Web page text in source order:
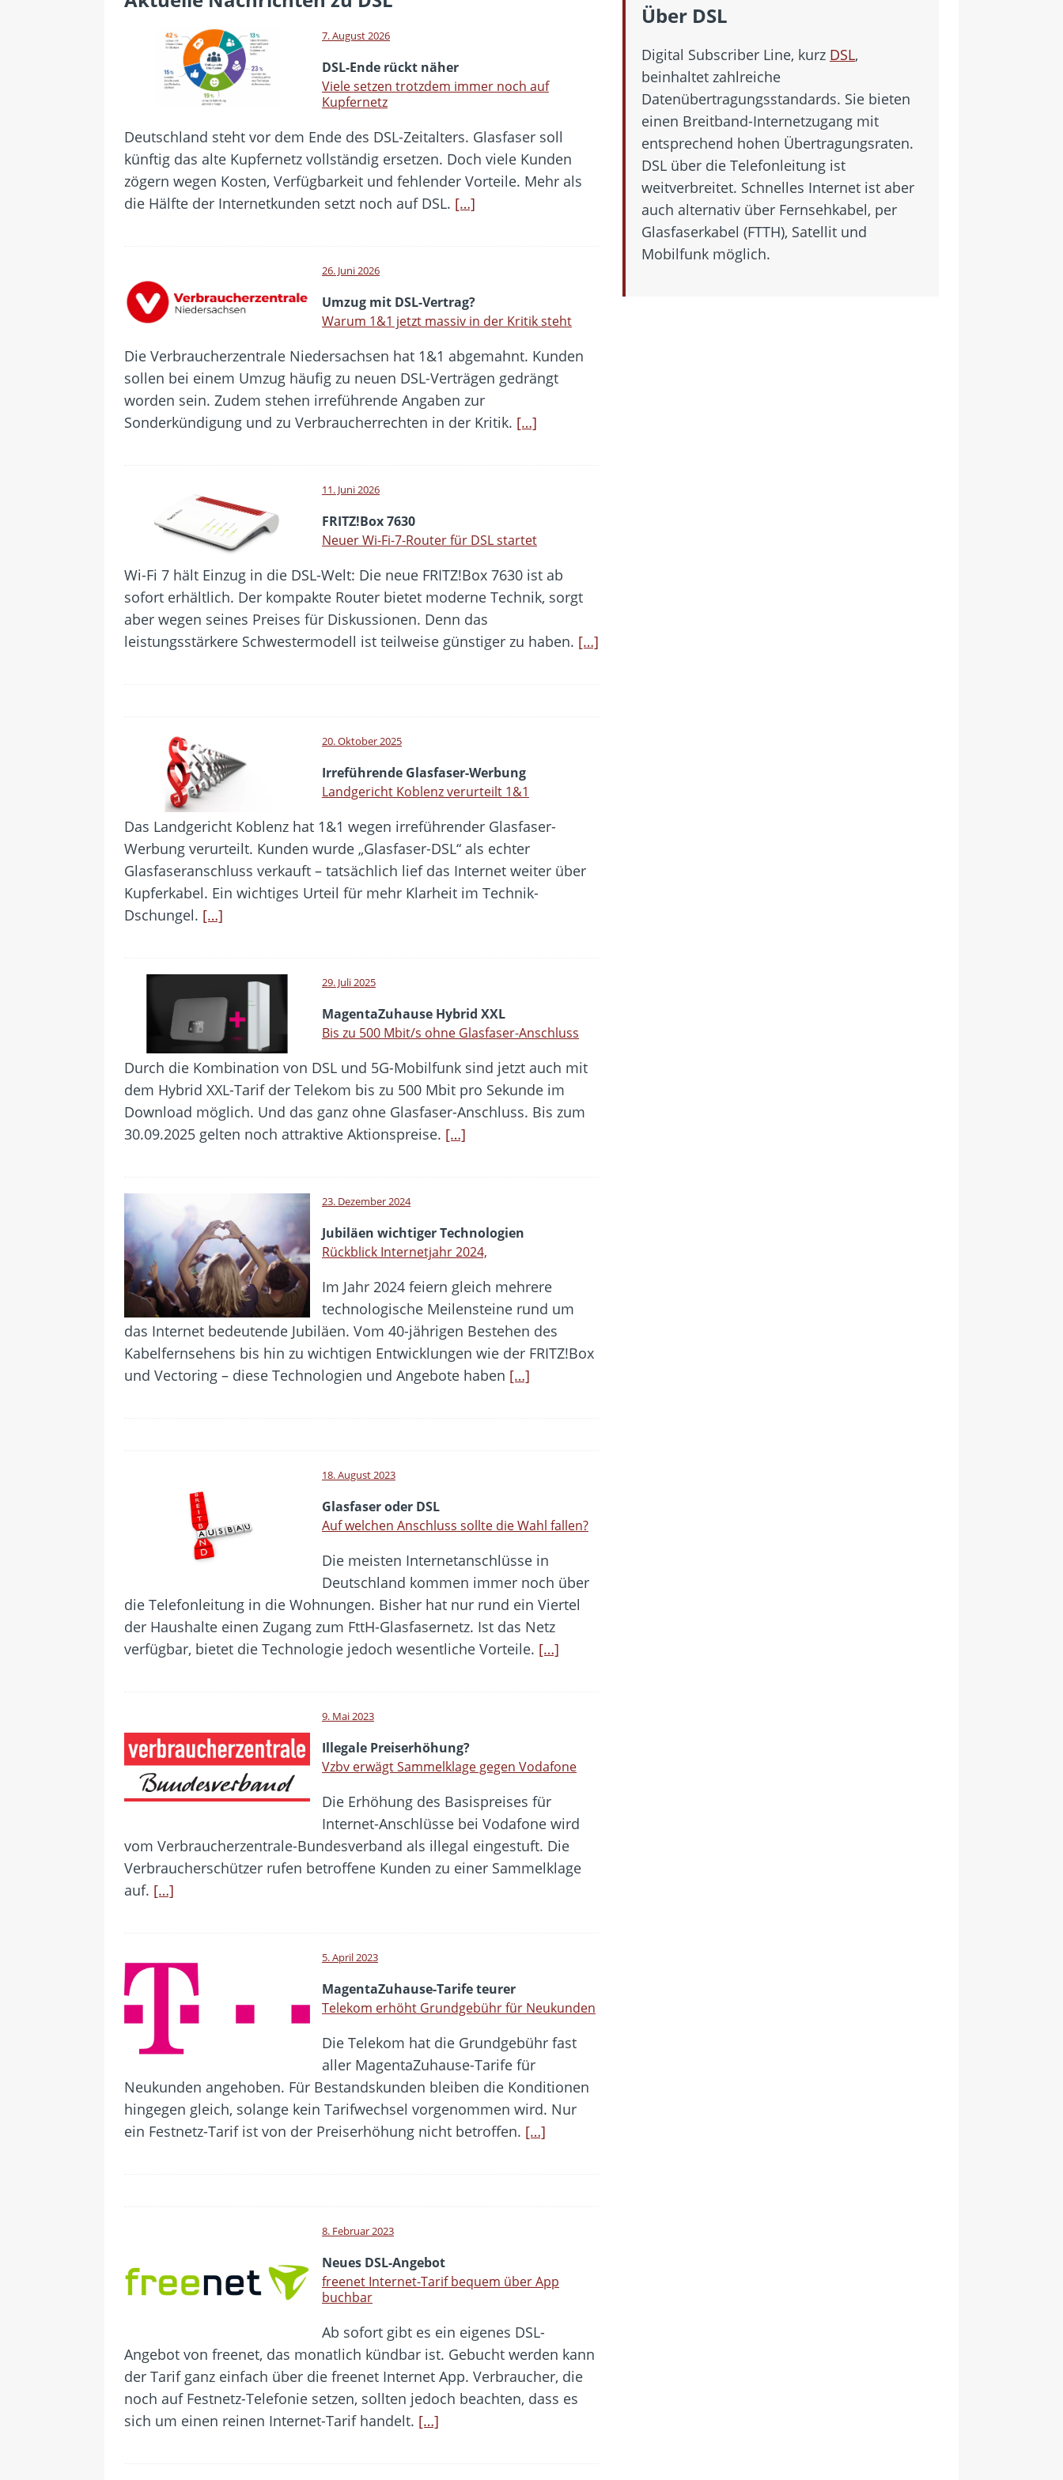
[ 24. Juli 2026 ]
[ 22. Juli 2026 ]
[ 21. Juli 2026 ]
Wichtiges BGH-Urteil – Verbraucherrechte bei Online-Kündigung gestärkt
[ 7. August 2026 ]
DSL-Ende rückt näher – Viele setzen trotzdem immer noch auf Kupfernetz
7. August 2026
DSL-Ende rückt näher
Viele setzen trotzdem immer noch auf
Kupfernetz
Deutschland steht vor dem Ende des DSL-Zeitalters. Glasfaser soll
künftig das alte Kupfernetz vollständig ersetzen. Doch viele Kunden
zögern wegen Kosten, Verfügbarkeit und fehlender Vorteile. Mehr als
die Hälfte der Internetkunden setzt noch auf DSL. […]
26. Juni 2026
Umzug mit DSL-Vertrag?
Warum 1&1 jetzt massiv in der Kritik steht
Die Verbraucherzentrale Niedersachsen hat 1&1 abgemahnt. Kunden
sollen bei einem Umzug häufig zu neuen DSL-Verträgen gedrängt
worden sein. Zudem stehen irreführende Angaben zur
Sonderkündigung und zu Verbraucherrechten in der Kritik. […]
11. Juni 2026
FRITZ!Box 7630
Neuer Wi-Fi-7-Router für DSL startet
Wi-Fi 7 hält Einzug in die DSL-Welt: Die neue FRITZ!Box 7630 ist ab
sofort erhältlich. Der kompakte Router bietet moderne Technik, sorgt
aber wegen seines Preises für Diskussionen. Denn das
leistungsstärkere Schwestermodell ist teilweise günstiger zu haben. […]
20. Oktober 2025
Irreführende Glasfaser-Werbung
Landgericht Koblenz verurteilt 1&1
Das Landgericht Koblenz hat 1&1 wegen irreführender Glasfaser-
Werbung verurteilt. Kunden wurde „Glasfaser-DSL“ als echter
Glasfaseranschluss verkauft – tatsächlich lief das Internet weiter über
Kupferkabel. Ein wichtiges Urteil für mehr Klarheit im Technik-
Dschungel. […]
29. Juli 2025
MagentaZuhause Hybrid XXL
Bis zu 500 Mbit/s ohne Glasfaser-Anschluss
Durch die Kombination von DSL und 5G-Mobilfunk sind jetzt auch mit
dem Hybrid XXL-Tarif der Telekom bis zu 500 Mbit pro Sekunde im
Download möglich. Und das ganz ohne Glasfaser-Anschluss. Bis zum
30.09.2025 gelten noch attraktive Aktionspreise. […]
23. Dezember 2024
Jubiläen wichtiger Technologien
Rückblick Internetjahr 2024,
Im Jahr 2024 feiern gleich mehrere
technologische Meilensteine rund um
das Internet bedeutende Jubiläen. Vom 40-jährigen Bestehen des
Kabelfernsehens bis hin zu wichtigen Entwicklungen wie der FRITZ!Box
und Vectoring – diese Technologien und Angebote haben […]
18. August 2023
Glasfaser oder DSL
Auf welchen Anschluss sollte die Wahl fallen?
Die meisten Internetanschlüsse in
Deutschland kommen immer noch über
die Telefonleitung in die Wohnungen. Bisher hat nur rund ein Viertel
der Haushalte einen Zugang zum FttH-Glasfasernetz. Ist das Netz
verfügbar, bietet die Technologie jedoch wesentliche Vorteile. […]
9. Mai 2023
Illegale Preiserhöhung?
Vzbv erwägt Sammelklage gegen Vodafone
Die Erhöhung des Basispreises für
Internet-Anschlüsse bei Vodafone wird
vom Verbraucherzentrale-Bundesverband als illegal eingestuft. Die
Verbraucherschützer rufen betroffene Kunden zu einer Sammelklage
auf. […]
5. April 2023
MagentaZuhause-Tarife teurer
Telekom erhöht Grundgebühr für Neukunden
Die Telekom hat die Grundgebühr fast
aller MagentaZuhause-Tarife für
Neukunden angehoben. Für Bestandskunden bleiben die Konditionen
hingegen gleich, solange kein Tarifwechsel vorgenommen wird. Nur
ein Festnetz-Tarif ist von der Preiserhöhung nicht betroffen. […]
8. Februar 2023
Neues DSL-Angebot
freenet Internet-Tarif bequem über App
buchbar
Ab sofort gibt es ein eigenes DSL-
Angebot von freenet, das monatlich kündbar ist. Gebucht werden kann
der Tarif ganz einfach über die freenet Internet App. Verbraucher, die
noch auf Festnetz-Telefonie setzen, sollten jedoch beachten, dass es
sich um einen reinen Internet-Tarif handelt. […]
Über DSL
Digital Subscriber Line, kurz DSL,
beinhaltet zahlreiche
Datenübertragungsstandards. Sie bieten
einen Breitband-Internetzugang mit
entsprechend hohen Übertragungsraten.
DSL über die Telefonleitung ist
weitverbreitet. Schnelles Internet ist aber
auch alternativ über Fernsehkabel, per
Glasfaserkabel (FTTH), Satellit und
Mobilfunk möglich.